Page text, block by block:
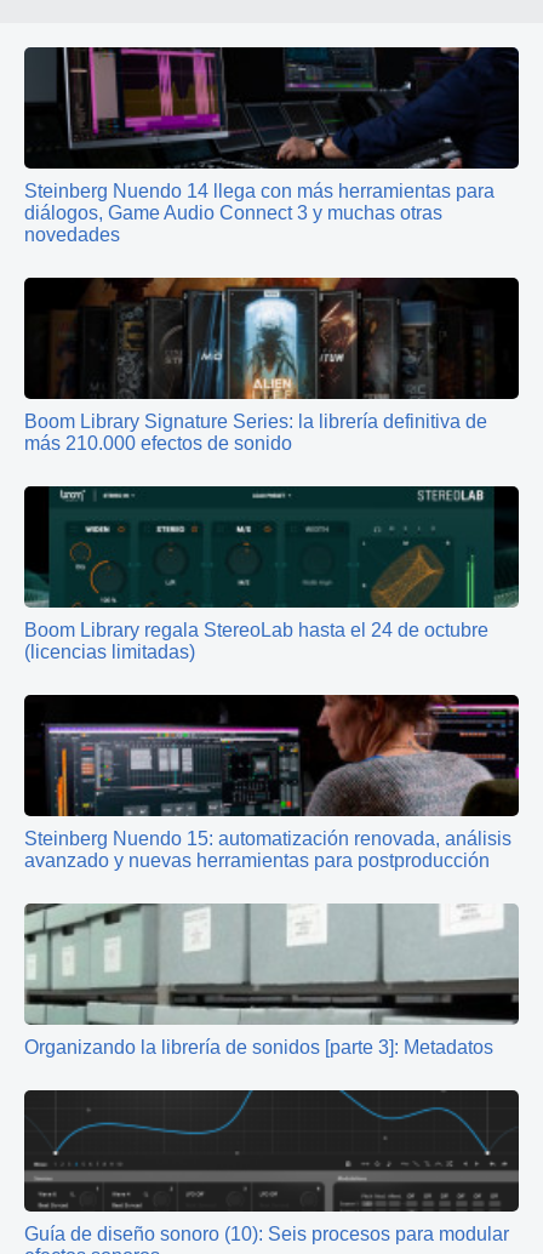
Steinberg Nuendo 14 llega con más herramientas para
diálogos, Game Audio Connect 3 y muchas otras
novedades
Boom Library Signature Series: la librería definitiva de
más 210.000 efectos de sonido
Boom Library regala StereoLab hasta el 24 de octubre
(licencias limitadas)
Steinberg Nuendo 15: automatización renovada, análisis
avanzado y nuevas herramientas para postproducción
Organizando la librería de sonidos [parte 3]: Metadatos
Guía de diseño sonoro (10): Seis procesos para modular